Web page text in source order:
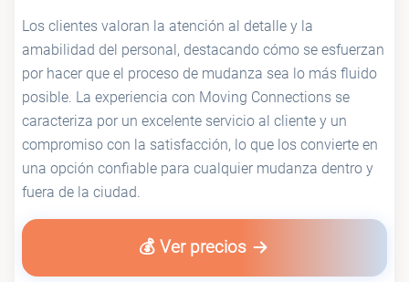
Los clientes valoran la atención al detalle y la
amabilidad del personal, destacando cómo se esfuerzan
por hacer que el proceso de mudanza sea lo más fluido
posible. La experiencia con Moving Connections se
caracteriza por un excelente servicio al cliente y un
compromiso con la satisfacción, lo que los convierte en
una opción confiable para cualquier mudanza dentro y
fuera de la ciudad.
💰 Ver precios